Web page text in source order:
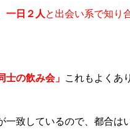
一日２人 と出会い系で知り
士の飲み会」 これもよくあ
一致しているので、都合は